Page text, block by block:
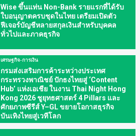
Wise ขึ้นแท่น Non-Bank รายแรกที่ได้รับ
ใบอนุญาตครบชุดในไทย เตรียมเปิดตัว
ฟีเจอร์บัญชีหลายสกุลเงินสำหรับบุคคล
ทั่วไปและภาคธุรกิจ
เศรษฐกิจ-การเงิน
กรมส่งเสริมการค้าระหว่างประเทศ
กระทรวงพาณิชย์ ปักธงไทยสู่ ‘Content
Hub’ แห่งเอเชีย ในงาน Thai Night Hong
Kong 2026 ชูยุทธศาสตร์ 4 Pillars และ
ศักยภาพซีรีส์ Y–GL ขยายโอกาสธุรกิจ
บันเทิงไทยสู่เวทีโลก